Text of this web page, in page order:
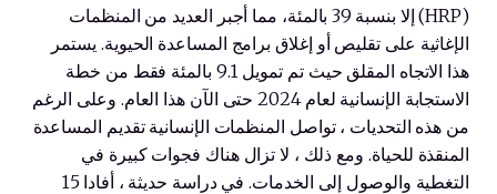
(HRP) إلا بنسبة 39 بالمئة، مما أجبر العديد من المنظمات
الإغاثية على تقليص أو إغلاق برامج المساعدة الحيوية. يستمر
هذا الاتجاه المقلق حيث تم تمويل 9.1 بالمئة فقط من خطة
الاستجابة الإنسانية لعام 2024 حتى الآن هذا العام. وعلى الرغم
من هذه التحديات ، تواصل المنظمات الإنسانية تقديم المساعدة
المنقذة للحياة. ومع ذلك ، لا تزال هناك فجوات كبيرة في
التغطية والوصول إلى الخدمات. في دراسة حديثة ، أفادا 15